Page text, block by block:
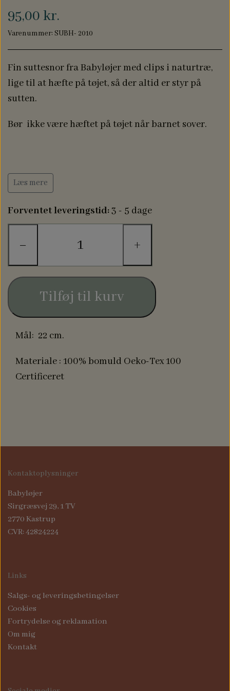
NAVN PÅ DÅBSKJOLE
BABYLØJER HOME
EDITION
BRILLE ETUIER
95,00 kr.
Varenummer: SUBH- 2010
Fin suttesnor fra Babyløjer med clips i naturtræ,
lige til at hæfte på tøjet, så der altid er styr på
sutten.
Bør ikke være hæftet på tøjet når barnet sover.
Læs mere
Forventet leveringstid:3 - 5 dage
− +
Tilføj til kurv
Mål: 22 cm.
Materiale : 100% bomuld Oeko-Tex 100
Certificeret
Kontaktoplysninger
Babyløjer
Sirgræsvej 29, 1 TV
2770 Kastrup
CVR: 42824224
Links
Salgs- og leveringsbetingelser
Cookies
Fortrydelse og reklamation
Om mig
Kontakt